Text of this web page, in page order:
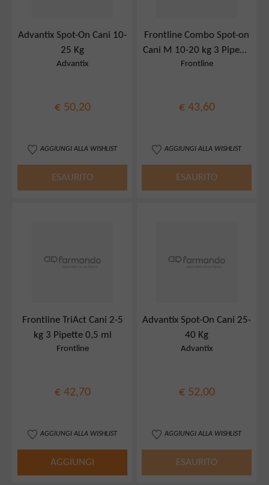
Advantix Spot-On Cani 10-
25 Kg
Advantix
€ 50,20
AGGIUNGI ALLA WISHLIST
ESAURITO
Frontline Combo Spot-on
Cani M 10-20 kg 3 Pipette
1,34 ml
Frontline
€ 43,60
AGGIUNGI ALLA WISHLIST
ESAURITO
Frontline TriAct Cani 2-5
kg 3 Pipette 0,5 ml
Frontline
€ 42,70
AGGIUNGI ALLA WISHLIST
AGGIUNGI
Advantix Spot-On Cani 25-
40 Kg
Advantix
€ 52,00
AGGIUNGI ALLA WISHLIST
ESAURITO